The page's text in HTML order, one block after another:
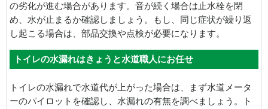
の劣化が進む場合があります。音が続く場合は止水栓を閉
め、水が止まるか確認しましょう。もし、同じ症状が繰り返
し起こる場合は、部品交換や点検が必要になります。
トイレの水漏れはきょうと水道職人にお任せ
トイレの水漏れで水道代が上がった場合は、まず水道メータ
ーのパイロットを確認し、水漏れの有無を調べましょう。ト